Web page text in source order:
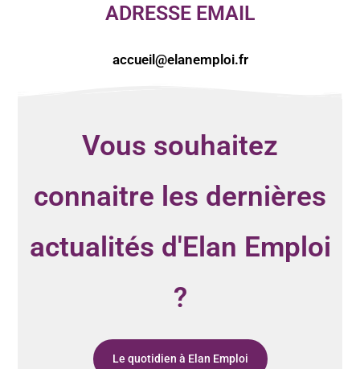
ADRESSE EMAIL
accueil@elanemploi.fr
Vous souhaitez
connaitre les dernières
actualités d'Elan Emploi
?
Le quotidien à Elan Emploi